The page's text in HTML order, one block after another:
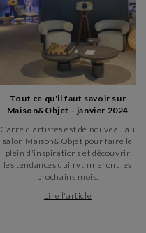
Tout ce qu'il faut savoir sur
Maison&Objet - janvier 2024
Carré d'artistes est de nouveau au
salon Maison&Objet pour faire le
plein d'inspirations et découvrir
les tendances qui rythmeront les
prochains mois.
Lire l'article